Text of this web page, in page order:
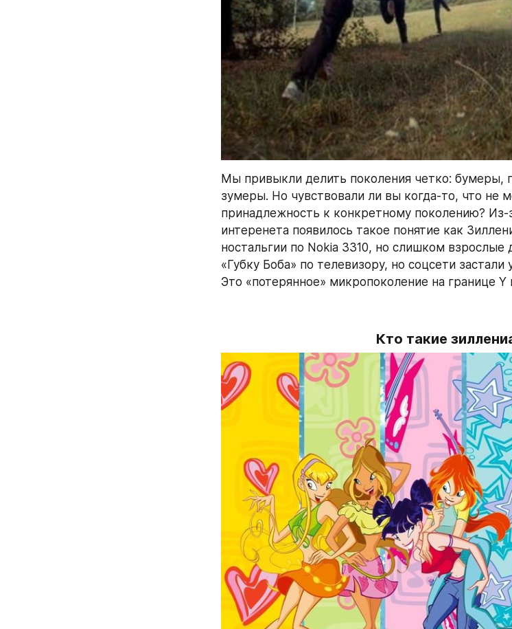
Мы привыкли делить поколения четко: бумеры,
зумеры. Но чувствовали ли вы когда-то, что не
принадлежность к конкретному поколению? Из-
интеренета появилось такое понятие как
ностальгии по Nokia 3310, но слишком
«Губку Боба» по телевизору, но соцсети
Это «потерянное» микропоколение на границе Y
Кто такие